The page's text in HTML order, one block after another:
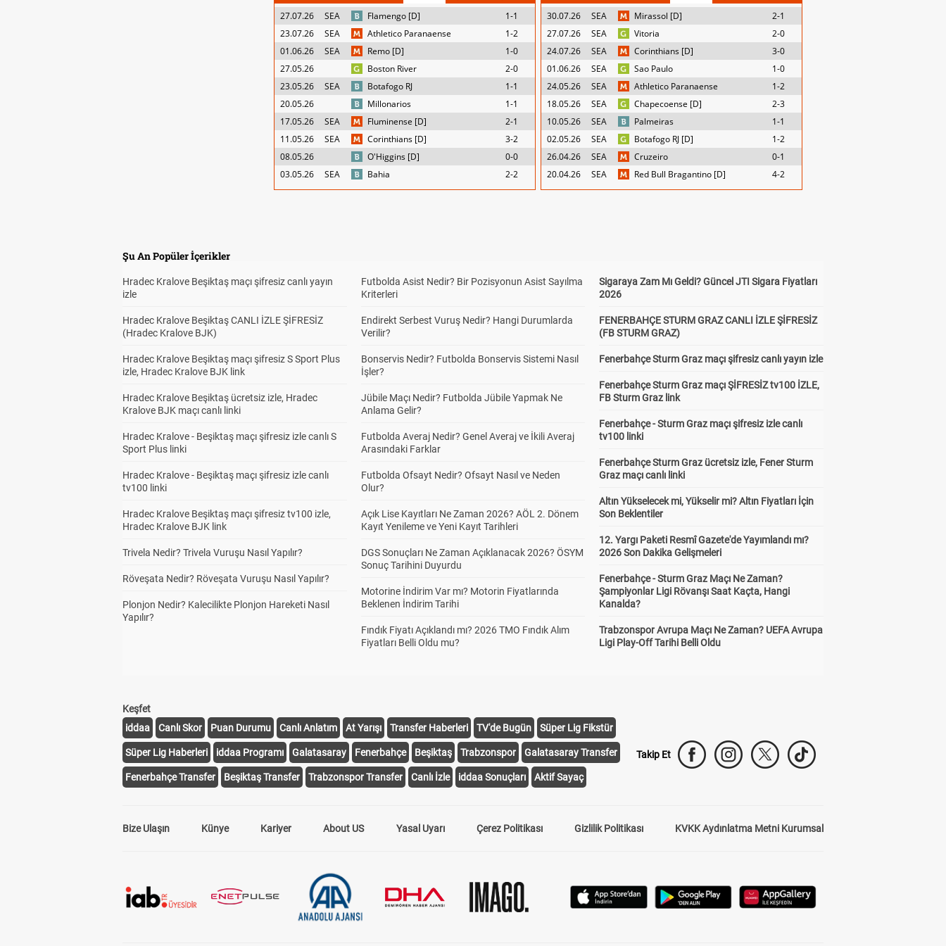
27.07.26
SEA Flamengo [D]
1-1
23.07.26
SEA Athletico Paranaense
1-2
01.06.26
SEA Remo [D]
1-0
27.05.26
Boston River
2-0
23.05.26
SEA Botafogo RJ
1-1
20.05.26
Millonarios
1-1
17.05.26
SEA Fluminense [D]
2-1
11.05.26
SEA Corinthians [D]
3-2
08.05.26
O'Higgins [D]
0-0
03.05.26
SEA Bahia 2-2
30.07.26
SEA Mirassol [D]
2-1
27.07.26
SEA Vitoria
2-0
24.07.26
SEA Corinthians [D]
3-0
01.06.26
SEA Sao Paulo
1-0
24.05.26
SEA Athletico Paranaense
1-2
18.05.26
SEA Chapecoense [D]
2-3
10.05.26
SEA Palmeiras
1-1
02.05.26
SEA Botafogo RJ [D]
1-2
26.04.26
SEA Cruzeiro
0-1
20.04.26
SEA Red Bull Bragantino [D] 4-2
Şu An Popüler İçerikler
Hradec Kralove Beşiktaş maçı şifresiz canlı yayın
izle
Hradec Kralove Beşiktaş CANLI İZLE ŞİFRESİZ
(Hradec Kralove BJK)
Hradec Kralove Beşiktaş maçı şifresiz S Sport Plus
izle, Hradec Kralove BJK link
Hradec Kralove Beşiktaş ücretsiz izle, Hradec
Kralove BJK maçı canlı linki
Hradec Kralove - Beşiktaş maçı şifresiz izle canlı S
Sport Plus linki
Hradec Kralove - Beşiktaş maçı şifresiz izle canlı
tv100 linki
Hradec Kralove Beşiktaş maçı şifresiz tv100 izle,
Hradec Kralove BJK link
Trivela Nedir? Trivela Vuruşu Nasıl Yapılır?
Röveşata Nedir? Röveşata Vuruşu Nasıl Yapılır?
Plonjon Nedir? Kalecilikte Plonjon Hareketi Nasıl
Yapılır?
Futbolda Asist Nedir? Bir Pozisyonun Asist Sayılma
Kriterleri
Endirekt Serbest Vuruş Nedir? Hangi Durumlarda
Verilir?
Bonservis Nedir? Futbolda Bonservis Sistemi Nasıl
İşler?
Jübile Maçı Nedir? Futbolda Jübile Yapmak Ne
Anlama Gelir?
Futbolda Averaj Nedir? Genel Averaj ve İkili Averaj
Arasındaki Farklar
Futbolda Ofsayt Nedir? Ofsayt Nasıl ve Neden
Olur?
Açık Lise Kayıtları Ne Zaman 2026? AÖL 2. Dönem
Kayıt Yenileme ve Yeni Kayıt Tarihleri
DGS Sonuçları Ne Zaman Açıklanacak 2026? ÖSYM
Sonuç Tarihini Duyurdu
Motorine İndirim Var mı? Motorin Fiyatlarında
Beklenen İndirim Tarihi
Fındık Fiyatı Açıklandı mı? 2026 TMO Fındık Alım
Fiyatları Belli Oldu mu?
Sigaraya Zam Mı Geldi? Güncel JTI Sigara Fiyatları
2026
FENERBAHÇE STURM GRAZ CANLI İZLE ŞİFRESİZ
(FB STURM GRAZ)
Fenerbahçe Sturm Graz maçı şifresiz canlı yayın izle
Fenerbahçe Sturm Graz maçı ŞİFRESİZ tv100 İZLE,
FB Sturm Graz link
Fenerbahçe - Sturm Graz maçı şifresiz izle canlı
tv100 linki
Fenerbahçe Sturm Graz ücretsiz izle, Fener Sturm
Graz maçı canlı linki
Altın Yükselecek mi, Yükselir mi? Altın Fiyatları İçin
Son Beklentiler
12. Yargı Paketi Resmî Gazete'de Yayımlandı mı?
2026 Son Dakika Gelişmeleri
Fenerbahçe - Sturm Graz Maçı Ne Zaman?
Şampiyonlar Ligi Rövanşı Saat Kaçta, Hangi
Kanalda?
Trabzonspor Avrupa Maçı Ne Zaman? UEFA Avrupa
Ligi Play-Off Tarihi Belli Oldu
Keşfet
iddaa
Canlı Skor Puan Durumu Canlı Anlatım At Yarışı Transfer Haberleri TV'de Bugün Süper Lig Fikstür
Süper Lig Haberleri iddaa Programı Galatasaray Fenerbahçe Beşiktaş Trabzonspor Galatasaray Transfer
Fenerbahçe Transfer Beşiktaş Transfer Trabzonspor Transfer Canlı İzle iddaa Sonuçları Aktif Sayaç
Takip Et
Bize Ulaşın Künye Kariyer About US Yasal Uyarı Çerez Politikası Gizlilik Politikası KVKK Aydınlatma Metni Kurumsal